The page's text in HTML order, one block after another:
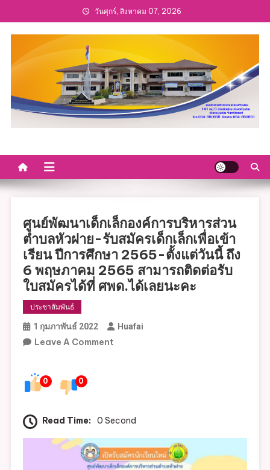
to
content
วันศุกร์, สิงหาคม 07, 2026
ศูนย์พัฒนาเด็กเล็กองค์การบริหารส่วน
ตำบลหัวฝาย-รับสมัครเด็กเล็กเพื่อเข้า
เรียน ปีการศึกษา 2565-ตั้งแต่วันนี้ ถึง
6 พฤษภาคม 2565 สามารถติดต่อรับ
ใบสมัครได้ที่ ศพด.ได้เลยนะคะ
ประชาสัมพันธ์
1 กุมภาพันธ์ 2022 Huafai
Leave A CommentOn
องค์การ
ส่วน
ตำบล
0 0
Read Time: 0 Second